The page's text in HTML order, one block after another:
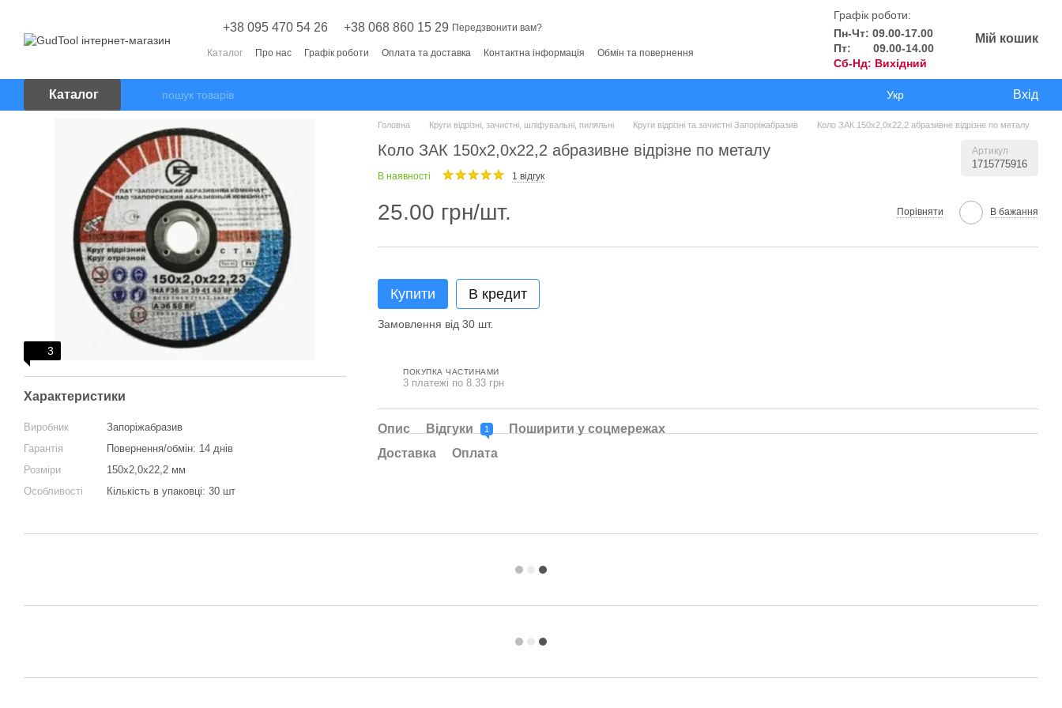
+38 095 470 54 26 +38 068 860 15 29 Передзвонити вам?
Каталог Про нас Графік роботи Оплата та доставка Контактна інформація Обмін та повернення
Графік роботи:
Пн-Чт: 09.00-17.00
Пт: 09.00-14.00
Сб-Нд: Вихідний
Мій кошик
Каталог Укр Вхід
3
Характеристики
Виробник
Запоріжабразив
Гарантія
Повернення/обмін: 14 днів
Розміри
150x2,0x22,2 мм
Особливості
Кількість в упаковці: 30 шт
Головна Круги відрізні, зачистні, шліфувальні, пиляльні Круги відрізні та зачистні Запоріжабразив Коло ЗАК 150x2,0x22,2 абразивне відрізне по металу
Коло ЗАК 150x2,0x22,2 абразивне відрізне по металу Артикул
1715775916
В наявності 1 відгук
25.00 грн/шт. Порівняти В бажання
Купити В кредит
Замовлення від 30 шт.
ПОКУПКА ЧАСТИНАМИ
3 платежі по 8.33 грн
Опис Відгуки 1
Поширити у соцмережах
Доставка
Оплата